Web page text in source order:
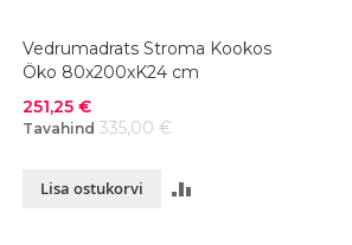
Vedrumadrats Stroma Kookos
Öko 80x200xK24 cm
Soodushind
251,25 €
Tavahind 335,00 €
Lisa ostukorvi